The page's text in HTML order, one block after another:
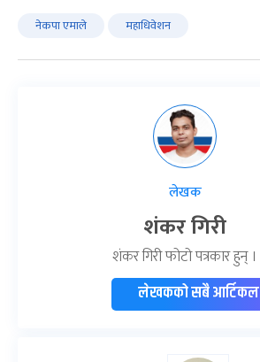
नेकपा एमाले महाधिवेशन
लेखक
शंकर गिरी
शंकर गिरी फोटो पत्रकार हुन् ।
लेखकको सबै आर्टिकल